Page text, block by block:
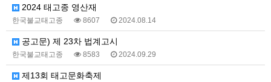
2024 태고종 영산재
한국불교태고종 8607 2024.08.14
공고문) 제 23차 법계고시
한국불교태고종 8583 2024.09.29
제13회 태고문화축제